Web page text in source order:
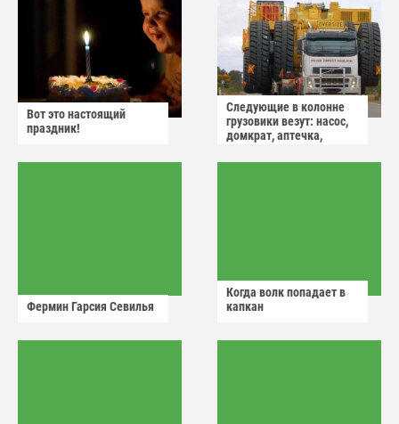
Вот это настоящий
праздник!
Следующие в колонне
грузовики везут: насос,
домкрат, аптечка,
Фермин Гарсия Севилья
Когда волк попадает в
капкан